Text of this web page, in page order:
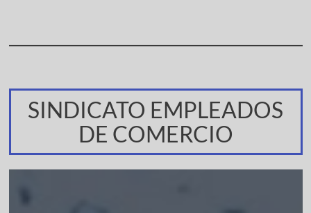
SINDICATO EMPLEADOS
DE COMERCIO